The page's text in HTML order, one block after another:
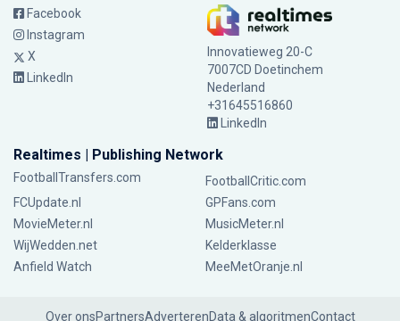
Facebook
Instagram
X
LinkedIn
Innovatieweg 20-C
7007CD Doetinchem
Nederland
+31645516860
LinkedIn
Realtimes | Publishing Network
FootballTransfers.com
FootballCritic.com
FCUpdate.nl
GPFans.com
MovieMeter.nl
MusicMeter.nl
WijWedden.net
Kelderklasse
Anfield Watch
MeeMetOranje.nl
Over onsPartnersAdverterenData & algoritmenContact